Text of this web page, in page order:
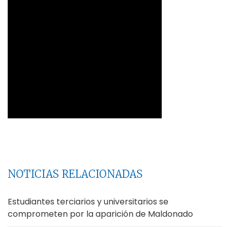
NOTICIAS RELACIONADAS
Estudiantes terciarios y universitarios se
comprometen por la aparición de Maldonado